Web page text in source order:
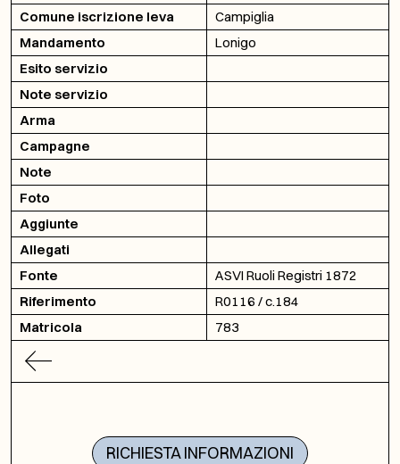
Comune iscrizione leva
Campiglia
Mandamento
Lonigo
Esito servizio
Note servizio
Arma
Campagne
Note
Foto
Aggiunte
Allegati
Fonte
ASVI Ruoli Registri 1872
Riferimento
R0116 / c.184
Matricola
783
RICHIESTA INFORMAZIONI